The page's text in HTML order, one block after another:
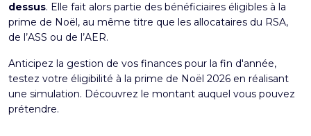
dessus. Elle fait alors partie des bénéficiaires éligibles à la
prime de Noël, au même titre que les allocataires du RSA,
de l’ASS ou de l’AER.
Anticipez la gestion de vos finances pour la fin d'année,
testez votre éligibilité à la prime de Noël 2026 en réalisant
une simulation. Découvrez le montant auquel vous pouvez
prétendre.